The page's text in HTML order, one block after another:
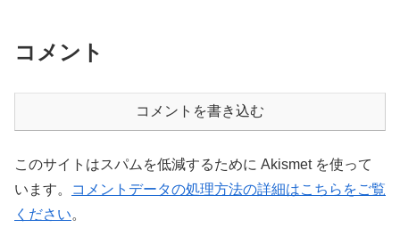
コメント
コメントを書き込む
このサイトはスパムを低減するために Akismet を使って
います。
コメントデータの処理方法の詳細はこちらをご覧
ください。